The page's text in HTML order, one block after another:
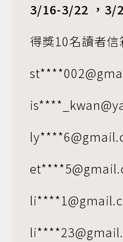
3/16-3/22 ，3/
得獎10名讀者信